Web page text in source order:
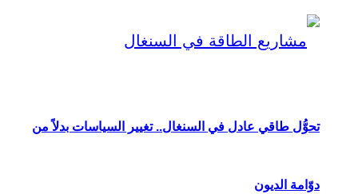
تحوُّل طاقي عادل في السنغال.. تغيير السياسات بدلاً من
دوّامة الديون